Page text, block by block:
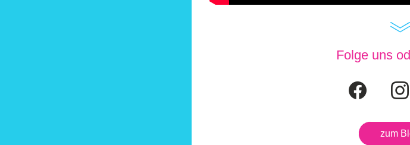
Folge uns
zum